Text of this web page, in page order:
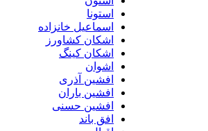
استونا
اسماعیل خانزاده
اشکان کشاورز
اشکان کینگ
اشوان
افشین آذری
افشین باران
افشین حسنی
افق باند